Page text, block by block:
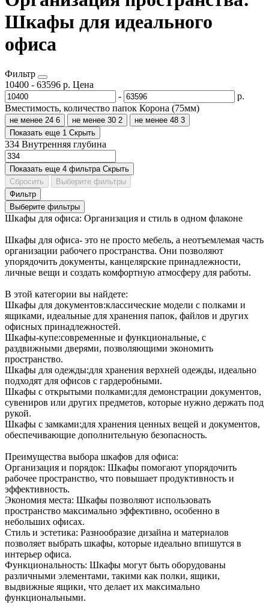
Шкафы для идеального
офиса
Фильтр
10400 - 63596 р. Цена
-
р.
Вместимость, количество папок Корона (75мм)
не менее 24 6 не менее 30 2 не менее 48 3
Показать еще 1 Скрыть
334 Внутренняя глубина
Показать еще 4 фильтра Скрыть
Сбросить
Выберите фильтры
Фильтр
Выберите фильтры
Шкафы для офиса: Организация и стиль в одном флаконе
Шкафы для офиса- это не просто мебель, а неотъемлемая часть
организации рабочего пространства. Они позволяют
упорядочить документы, канцелярские принадлежности,
личные вещи и создать комфортную атмосферу для работы.
В этой категории вы найдете:
Шкафы для документов:классические модели с полками и
ящиками, идеальные для хранения папок, файлов и других
офисных принадлежностей.
Шкафы-купе:современные и функциональные, с
раздвижными дверями, позволяющими экономить
пространство.
Шкафы для одежды:для хранения верхней одежды, идеально
подходят для офисов с гардеробными.
Шкафы с открытыми полками:для демонстрации документов,
сувениров или других предметов, которые нужно держать под
рукой.
Шкафы с замками:для хранения ценных вещей и документов,
обеспечивающие дополнительную безопасность.
Преимущества выбора шкафов для офиса:
Организация и порядок: Шкафы помогают упорядочить
рабочее пространство, что повышает продуктивность и
эффективность.
Экономия места: Шкафы позволяют использовать
пространство максимально эффективно, особенно в
небольших офисах.
Стиль и эстетика: Разнообразие дизайна и материалов
позволяет выбрать шкафы, которые идеально впишутся в
интерьер офиса.
Функциональность: Шкафы могут быть оборудованы
различными элементами, такими как полки, ящики,
выдвижные ящики, что делает их максимально
функциональными.